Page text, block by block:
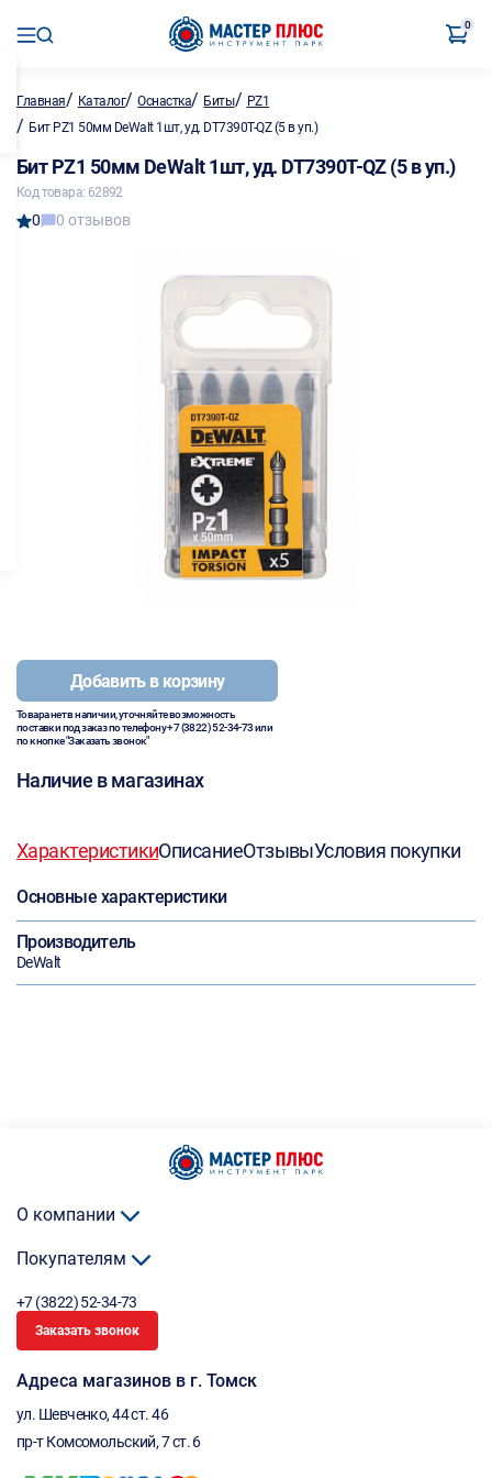
0
Главная/ Каталог/Оснастка/ Биты/ PZ1
/ Бит PZ1 50мм DeWalt 1шт, уд. DT7390T-QZ (5 в уп.)
Бит PZ1 50мм DeWalt 1шт, уд. DT7390T-QZ (5 в уп.)
Код товара: 62892
0 0 отзывов
Добавить в корзину
Товара нет в наличии, уточняйте возможность
поставки под заказ по телефону+7 (3822) 52-34-73или
по кнопке "Заказать звонок"
Наличие в магазинах
ХарактеристикиОписаниеОтзывыУсловия покупки
Основные характеристики
Производитель
DeWalt
О компании
Покупателям
+7 (3822) 52-34-73
Заказать звонок
Адреса магазинов в г. Томск
ул. Шевченко, 44 ст. 46
пр-т Комсомольский, 7 ст. 6